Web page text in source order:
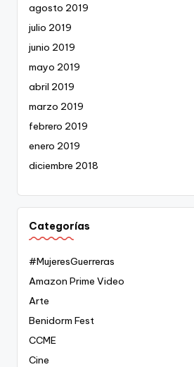
agosto 2019
julio 2019
junio 2019
mayo 2019
abril 2019
marzo 2019
febrero 2019
enero 2019
diciembre 2018
Categorías
#MujeresGuerreras
Amazon Prime Video
Arte
Benidorm Fest
CCME
Cine